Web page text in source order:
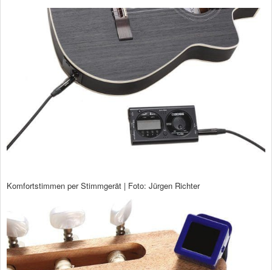
Komfortstimmen per Stimmgerät | Foto: Jürgen Richter